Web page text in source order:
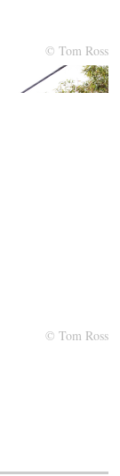
© Tom Ross
© Tom Ross